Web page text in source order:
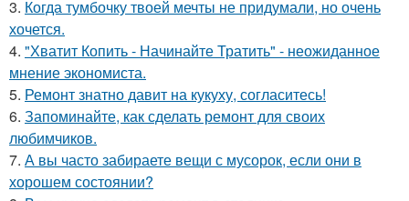
3. Когда тумбочку твоей мечты не придумали, но очень
хочется.
4. "Хватит Копить - Начинайте Тратить" - неожиданное
мнение экономиста.
5. Ремонт знатно давит на кукуху, согласитесь!
6. Запоминайте, как сделать ремонт для своих
любимчиков.
7. А вы часто забираете вещи с мусорок, если они в
хорошем состоянии?